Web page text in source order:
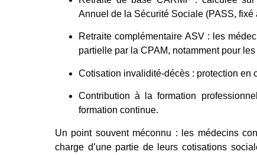
Annuel de la Sécurité Sociale (PASS, fixé
Retraite complémentaire ASV : les
partielle par la CPAM, notamment pour
Cotisation invalidité-décès : protection en
Contribution à la formation
formation continue.
Un point souvent méconnu : les médecins
charge d’une partie de leurs cotisations